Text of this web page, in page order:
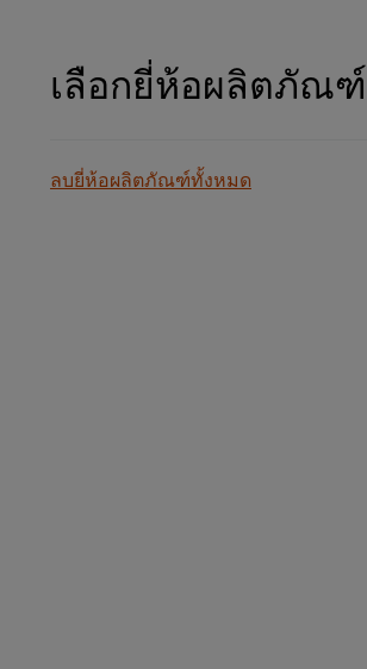
เลือกยี่ห้อผลิตภัณฑ์
ลบยี่ห้อผลิตภัณฑ์ทั้งหมด